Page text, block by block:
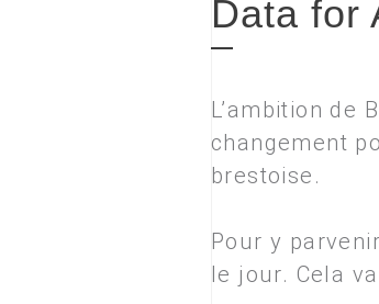
Data for
L’ambition de
changement
brestoise.
Pour y
le jour. Cela